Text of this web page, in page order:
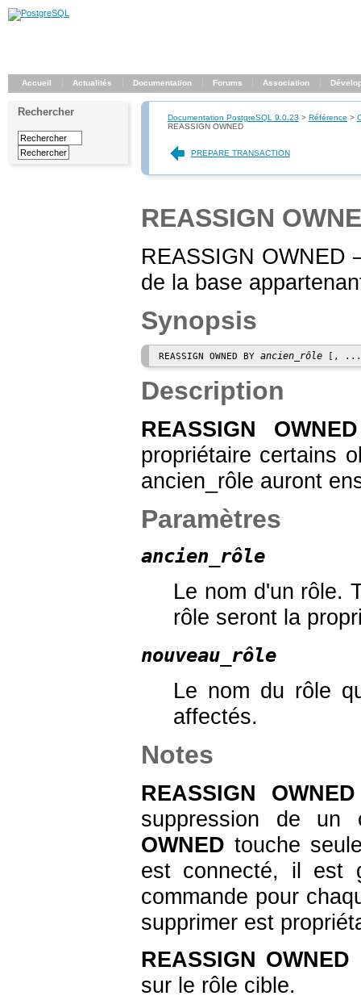
Accueil Actualités Documentation Forums Association
Rechercher Documentation PostgreSQL 9.0.23 > Référence >
REASSIGN OWNED
PREPARE TRANSACTION
REASSIGN
REASSIGN OWNED
de la base
Synopsis
REASSIGN OWNED BY ancien_rôle [,
Description
REASSIGN OWNED
propriétaire certains
ancien_rôle auront
Paramètres
ancien_rôle
Le nom d'un rôle.
rôle seront la
nouveau_rôle
Le nom du rôle
affectés.
Notes
REASSIGN OWNED
suppression de
OWNED touche
est connecté, il est
commande pour
supprimer est
REASSIGN OWNED
sur le rôle cible.